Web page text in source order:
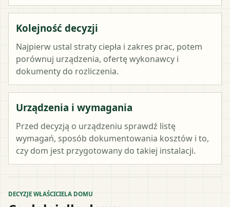
Kolejność decyzji
Najpierw ustal straty ciepła i zakres prac, potem
porównuj urządzenia, ofertę wykonawcy i
dokumenty do rozliczenia.
Urządzenia i wymagania
Przed decyzją o urządzeniu sprawdź listę
wymagań, sposób dokumentowania kosztów i to,
czy dom jest przygotowany do takiej instalacji.
DECYZJE WŁAŚCICIELA DOMU